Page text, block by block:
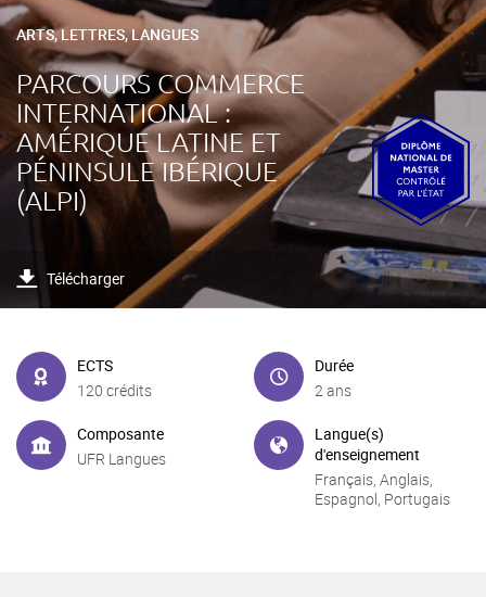
ARTS, LETTRES, LANGUES
PARCOURS COMMERCE
INTERNATIONAL :
AMÉRIQUE LATINE ET
PÉNINSULE IBÉRIQUE
(ALPI)
Télécharger
ECTS
120 crédits
Durée
2 ans
Composante
UFR Langues
Langue(s)
d'enseignement
Français, Anglais,
Espagnol, Portugais